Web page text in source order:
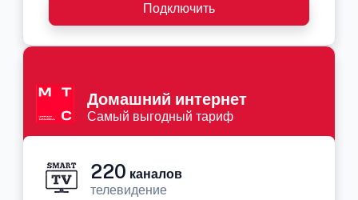
Подключить
Домашний интернет
Самый выгодный тариф
220 каналов
телевидение